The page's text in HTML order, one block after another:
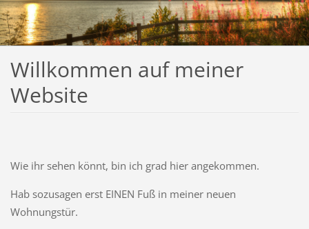
Willkommen auf meiner
Website
Wie ihr sehen könnt, bin ich grad hier angekommen.
Hab sozusagen erst EINEN Fuß in meiner neuen
Wohnungstür.